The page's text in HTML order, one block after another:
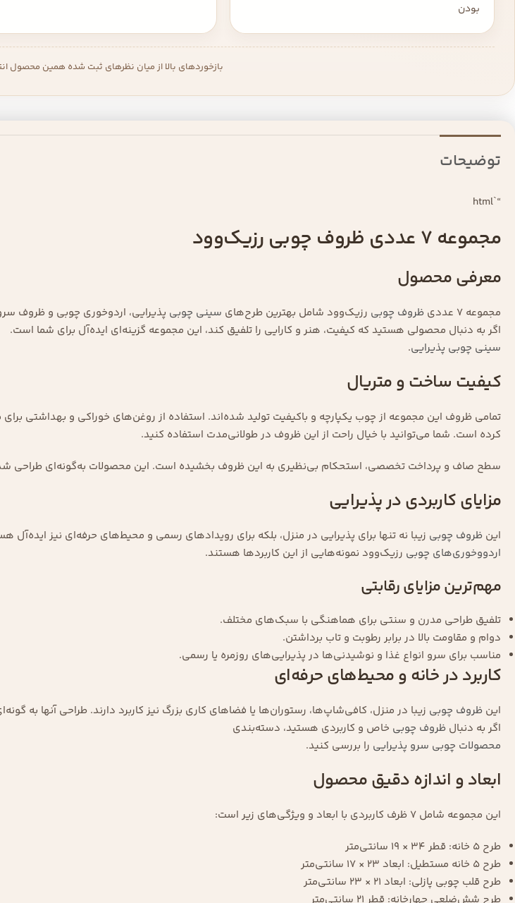
بودن
بازخوردهای بالا از میان نظرهای ثبت شده همین محصول
توضیحات
“`html
مجموعه ۷ عددی ظروف چوبی رزیک‌وود
معرفی محصول
مجموعه ۷ عددی ظروف چوبی رزیک‌وود شامل بهترین طرح‌های سینی چوبی پذیرایی، اردوخوری چوبی و ظروف
اگر به دنبال محصولی هستید که کیفیت، هنر و کارایی را تلفیق کند، این مجموعه گزینه‌ای ایده‌آل برای شما است.
سینی چوبی پذیرایی.
کیفیت ساخت و متریال
تمامی ظروف این مجموعه از چوب یکپارچه و باکیفیت تولید شده‌اند. استفاده از روغن‌های خوراکی و بهداشتی
کرده است. شما می‌توانید با خیال راحت از این ظروف در طولانی‌مدت استفاده کنید.
سطح صاف و پرداخت تخصصی، استحکام بی‌نظیری به این ظروف بخشیده است. این محصولات به‌گونه‌ای طراحی
مزایای کاربردی در پذیرایی
این ظروف چوبی زیبا نه تنها برای پذیرایی در منزل، بلکه برای رویدادهای رسمی و محیط‌های حرفه‌ای نیز ایده‌آل
اردووخوری‌های چوبی رزیک‌وود نمونه‌هایی از این کاربردها هستند.
مهم‌ترین مزایای رقابتی
تلفیق طراحی مدرن و سنتی برای هماهنگی با سبک‌های مختلف.
دوام و مقاومت بالا در برابر رطوبت و تاب برداشتن.
مناسب برای سرو انواع غذا و نوشیدنی‌ها در پذیرایی‌های روزمره یا رسمی.
کاربرد در خانه و محیط‌های حرفه‌ای
این ظروف چوبی زیبا در منزل، کافی‌شاپ‌ها، رستوران‌ها یا فضاهای کاری بزرگ نیز کاربرد دارند. طراحی آنها به
اگر به دنبال ظروف چوبی خاص و کاربردی هستید، دسته‌بندی
محصولات چوبی سرو پذیرایی را بررسی کنید.
ابعاد و اندازه دقیق محصول
این مجموعه شامل ۷ ظرف کاربردی با ابعاد و ویژگی‌های زیر است:
طرح ۵ خانه: قطر ۳۴ × ۱۹ سانتی‌متر
طرح ۵ خانه مستطیل: ابعاد ۲۳ × ۱۷ سانتی‌متر
طرح قلب چوبی پازلی: ابعاد ۲۱ × ۲۳ سانتی‌متر
طرح شش‌ضلعی چهارخانه: قطر ۲۱ سانتی‌متر